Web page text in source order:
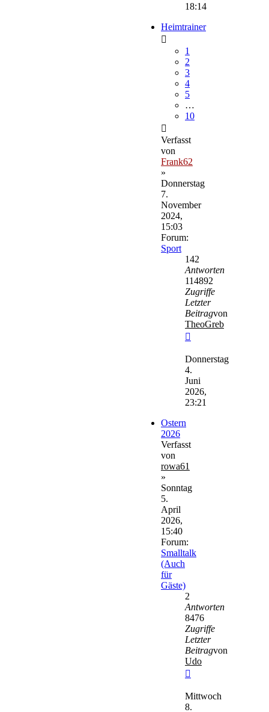
18:14
Heimtrainer
1
2
3
4
5
…
10
Verfasst
von
Frank62
»
Donnerstag
7.
November
2024,
15:03
Forum:
Sport
142
Antworten
114892
Zugriffe
Letzter
Beitragvon
TheoGreb
Beitrag
Donnerstag
4.
Juni
2026,
23:21
Ostern
2026
Verfasst
von
rowa61
»
Sonntag
5.
April
2026,
15:40
Forum:
Smalltalk
(Auch
für
Gäste)
2
Antworten
8476
Zugriffe
Letzter
Beitragvon
Udo
Beitrag
Mittwoch
8.